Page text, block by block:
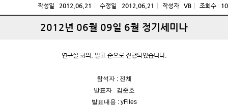
작성일 2012.06.21 수정일 2012.06.21 작성자 VB 조회수 10
2012년 06월 09일 6월 정기세미나
연구실 회의, 발표 순으로 진행되었습니다.
참석자 : 전체
발표자 : 김준호
발표내용 : yFiles